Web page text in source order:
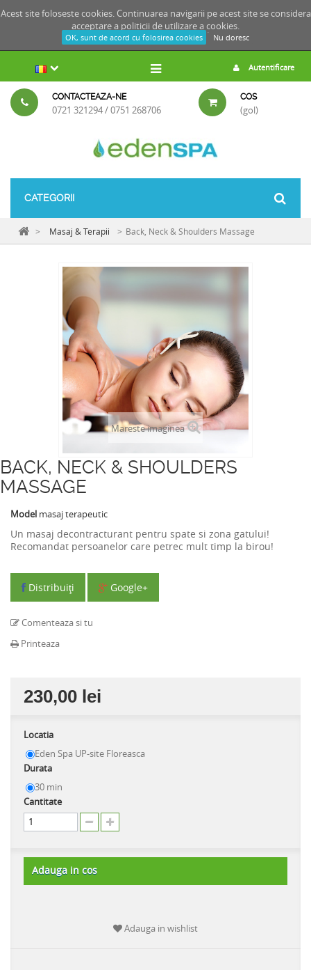
Acest site foloseste cookies. Continuarea navigarii pe acest site se considera
acceptare a politicii de utilizare a cookies.
OK, sunt de acord cu folosirea cookies Nu doresc
Autentificare
CONTACTEAZA-NE
0721 321294 / 0751 268706
COS
(gol)
CATEGORII
> Masaj & Terapii > Back, Neck & Shoulders Massage
Mareste imaginea
BACK, NECK & SHOULDERS
MASSAGE
Model masaj terapeutic
Un masaj decontracturant pentru spate si zona gatului!
Recomandat persoanelor care petrec mult timp la birou!
Distribuiţi Google+
Comenteaza si tu
Printeaza
230,00 lei
Locatia
Eden Spa UP-site Floreasca
Durata
30 min
Cantitate
Adauga in cos
Adauga in wishlist